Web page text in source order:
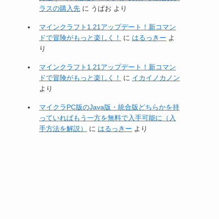
ラスの購入先 に うぱお より
マインクラフト1.21アップデート！新コマン
ドで冒険がもっと楽しく！
に はるっきー よ
り
マインクラフト1.21アップデート！新コマン
ドで冒険がもっと楽しく！
に イカイノカノン
より
マイクラPC版のJava版・統合版どちらかを持
っていればもう一方を無料で入手可能に（入
手方法を解説）
に はるっきー より